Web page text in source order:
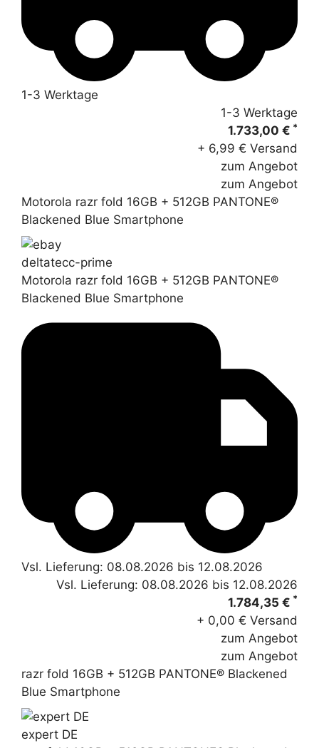
1-3 Werktage
1-3 Werktage
1.733,00 € *
+ 6,99 € Versand
zum Angebot
zum Angebot
Motorola razr fold 16GB + 512GB PANTONE®
Blackened Blue Smartphone
deltatecc-prime
Motorola razr fold 16GB + 512GB PANTONE®
Blackened Blue Smartphone
Vsl. Lieferung: 08.08.2026 bis 12.08.2026
Vsl. Lieferung: 08.08.2026 bis 12.08.2026
1.784,35 € *
+ 0,00 € Versand
zum Angebot
zum Angebot
razr fold 16GB + 512GB PANTONE® Blackened
Blue Smartphone
expert DE